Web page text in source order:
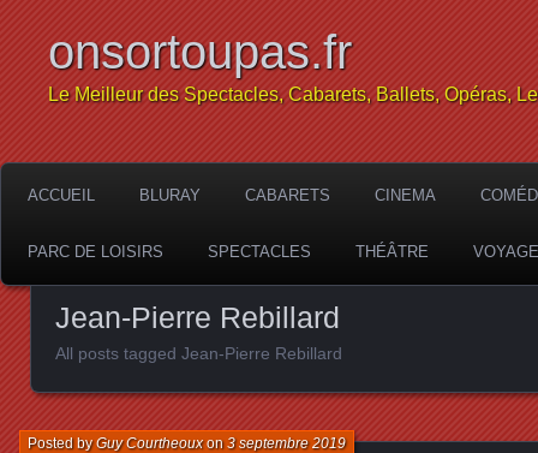
onsortoupas.fr
Le Meilleur des Spectacles, Cabarets, Ballets, Opéras,
ACCUEIL BLURAY CABARETS CINEMA
PARC DE LOISIRS SPECTACLES THÉÂTRE
Jean-Pierre Rebillard
All posts tagged Jean-Pierre Rebillard
Posted byGuy Courtheouxon3 septembre 2019